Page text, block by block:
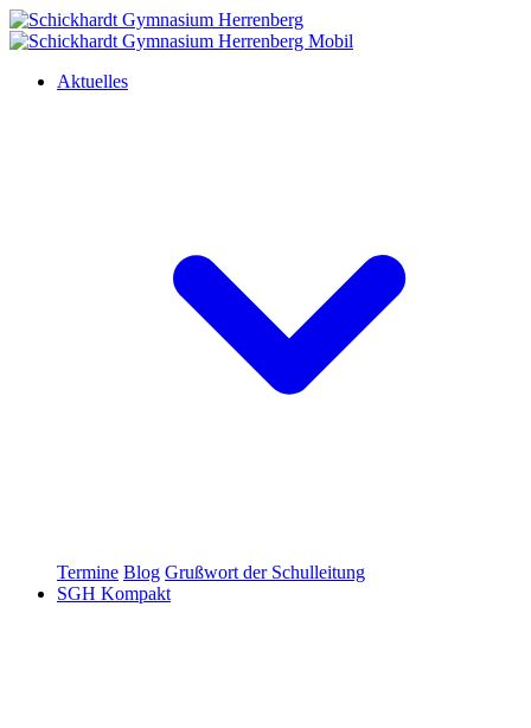
Aktuelles
Termine Blog Grußwort der Schulleitung
SGH Kompakt